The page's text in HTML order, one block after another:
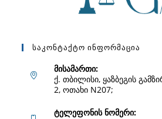
Საკონტაქტო Ინფორმაცია
მისამართი:
ქ. თბილისი, ყაზბეგის
2, ოთახი N207;
ტელეფონის ნომერი: